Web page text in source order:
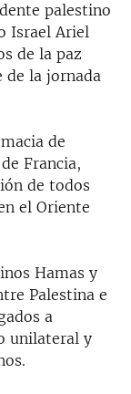
palestino
Israel Ariel
de la paz
de la jornada
de
Francia,
de todos
el Oriente
Hamas y
Palestina e
a
unilateral y